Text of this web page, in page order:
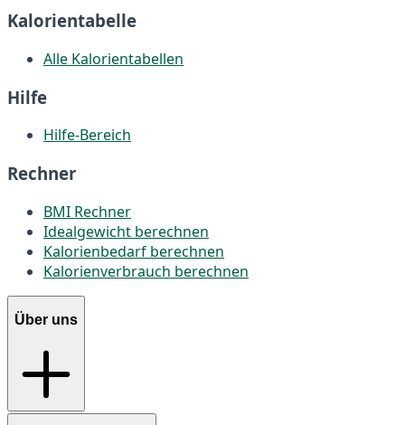
Kalorientabelle
Alle Kalorientabellen
Hilfe
Hilfe-Bereich
Rechner
BMI Rechner
Idealgewicht berechnen
Kalorienbedarf berechnen
Kalorienverbrauch berechnen
Über uns